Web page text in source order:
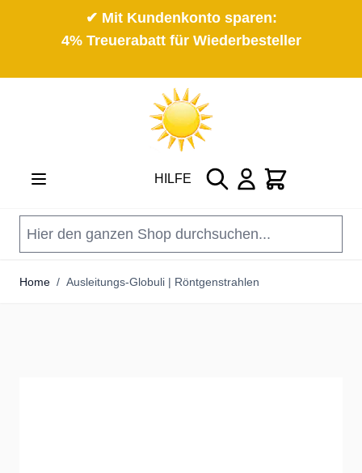
✔ Mit Kundenkonto sparen:
4% Treuerabatt für Wiederbesteller
HILFE Suche Cart
Home / Ausleitungs-Globuli | Röntgenstrahlen